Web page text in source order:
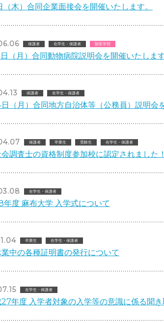
木）合同企業面接会を開催いたします。
保護者 在学生・保護者 獣医学部
（月）合同動物病院説明会を開催いたします
保護者 在学生・保護者
（月）合同地方自治体等（公務員）説明会
保護者 卒業生 受験生 在学生・保護者
調査士の資格制度参加校に認定されました！
在学生・保護者
年度 麻布大学 入学式について
卒業生 在学生・保護者
中の各種証明書の発行について
在学生・保護者
27年度 入学者対象の入学等の意識に係る聞